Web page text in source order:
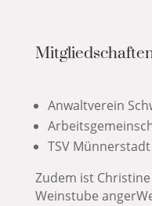
Anwaltverein
TSV Münnerstadt
Zudem ist
Weinstube